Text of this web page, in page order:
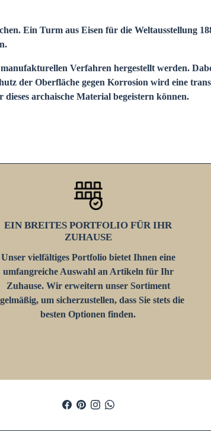
Ein Turm aus Eisen für die Weltausstellung
Verfahren hergestellt werden.
der Oberfläche gegen Korrosion wird eine
archaische Material begeistern können.
EIN BREITES PORTFOLIO FÜR IHR
ZUHAUSE
Unser vielfältiges Portfolio bietet Ihnen eine
umfangreiche Auswahl an Artikeln für Ihr
Zuhause. Wir erweitern unser Sortiment
um sicherzustellen, dass Sie stets die
besten Optionen finden.